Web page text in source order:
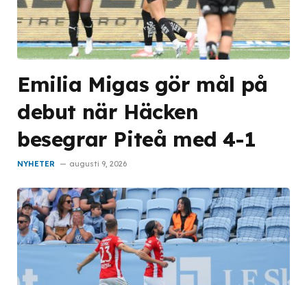
Emilia Migas gör mål på
debut när Häcken
besegrar Piteå med 4-1
NYHETER augusti 9, 2026